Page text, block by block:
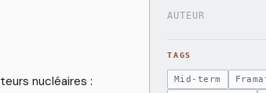
teurs nucléaires :
AUTEUR
TAGS
Mid-term